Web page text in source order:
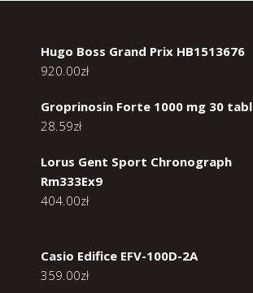
Hugo Boss Grand Prix HB1513676
920.00zł
Groprinosin Forte 1000 mg 30 tabl
28.59zł
Lorus Gent Sport Chronograph
Rm333Ex9
404.00zł
Casio Edifice EFV-100D-2A
359.00zł